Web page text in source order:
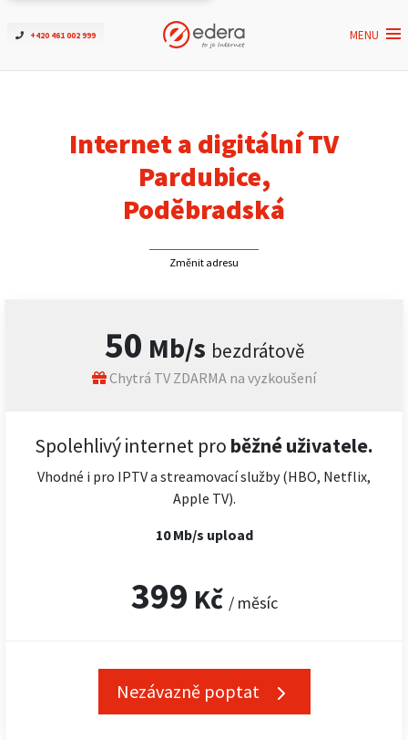
+420 461 002 999 MENU
Ověřit dostupnost
ČEZNET TV
Podpora
Internet a digitální TV
Pardubice,
Poděbradská
Změnit adresu
50 Mb/s bezdrátově
Chytrá TV ZDARMA na vyzkoušení
Spolehlivý internet pro běžné uživatele.
Vhodné i pro IPTV a streamovací služby (HBO, Netflix,
Apple TV).
10 Mb/s upload
399 Kč / měsíc
Nezávazně poptat